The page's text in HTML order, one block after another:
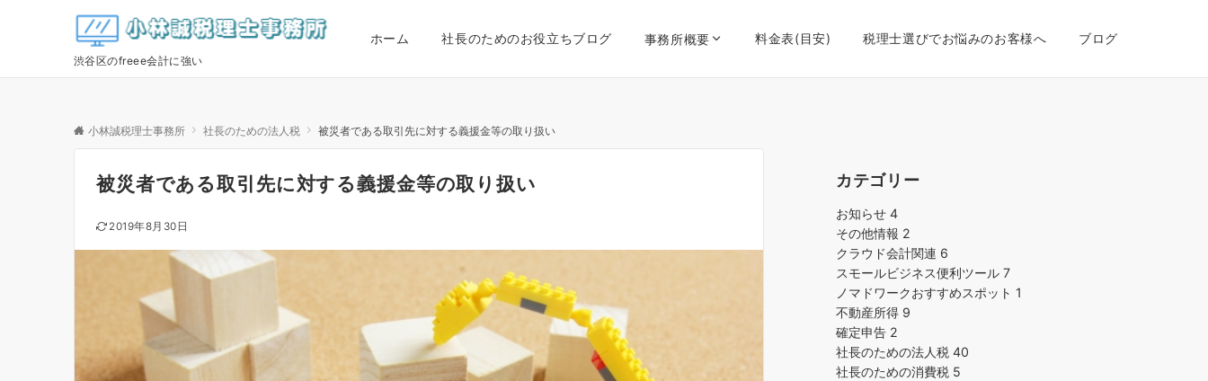
渋谷区のfreee会計に強い
ホーム 社長のためのお役立ちブログ 事務所概要 料金表(目安) 税理士選びでお悩みのお客様へ ブログ
小林誠税理士事務所 社長のための法人税 被災者である取引先に対する義援金等の取り扱い
被災者である取引先に対する義援金等の取り扱い
2019年8月30日
カテゴリー
お知らせ 4
その他情報 2
クラウド会計関連 6
スモールビジネス便利ツール 7
ノマドワークおすすめスポット 1
不動産所得 9
確定申告 2
社長のための法人税 40
社長のための消費税 5